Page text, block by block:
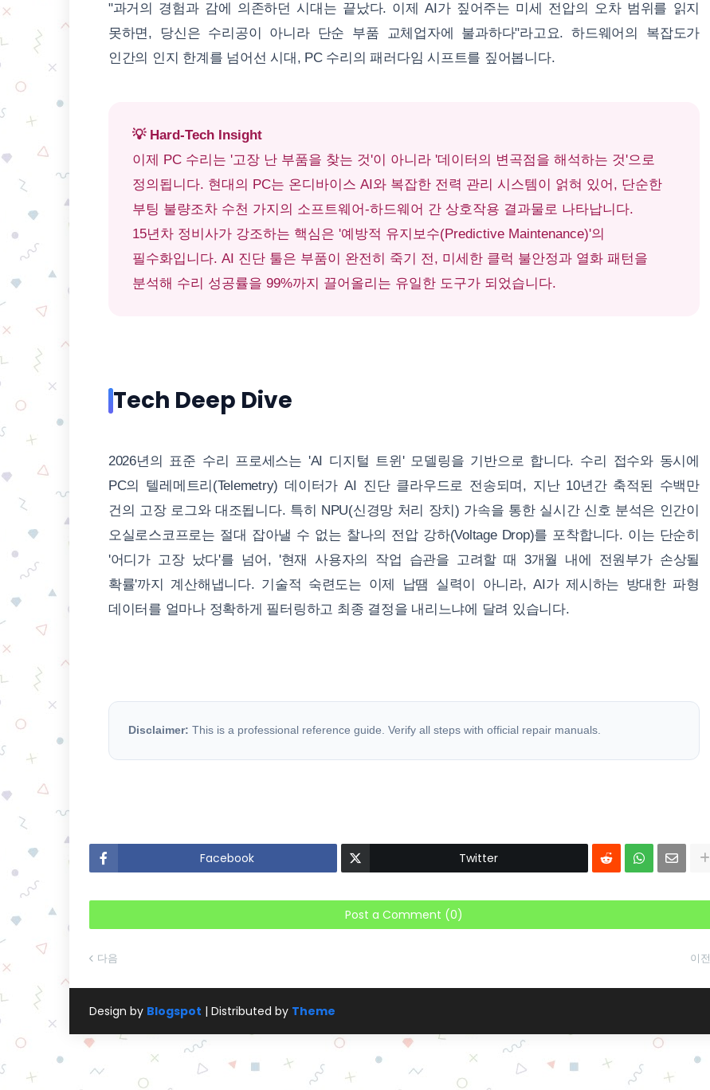
"과거의 경험과 감에 의존하던 시대는 끝났다. 이제 AI가 짚어주는 미세 전압의 오차 범위를 읽지
못하면, 당신은 수리공이 아니라 단순 부품 교체업자에 불과하다"라고요. 하드웨어의 복잡도가
인간의 인지 한계를 넘어선 시대, PC 수리의 패러다임 시프트를 짚어봅니다.
💡 Hard-Tech Insight
이제 PC 수리는 '고장 난 부품을 찾는 것'이 아니라 '데이터의 변곡점을 해석하는 것'으로
정의됩니다. 현대의 PC는 온디바이스 AI와 복잡한 전력 관리 시스템이 얽혀 있어, 단순한
부팅 불량조차 수천 가지의 소프트웨어-하드웨어 간 상호작용 결과물로 나타납니다.
15년차 정비사가 강조하는 핵심은 '예방적 유지보수(Predictive Maintenance)'의
필수화입니다. AI 진단 툴은 부품이 완전히 죽기 전, 미세한 클럭 불안정과 열화 패턴을
분석해 수리 성공률을 99%까지 끌어올리는 유일한 도구가 되었습니다.
Tech Deep Dive
2026년의 표준 수리 프로세스는 'AI 디지털 트윈' 모델링을 기반으로 합니다. 수리 접수와 동시에
PC의 텔레메트리(Telemetry) 데이터가 AI 진단 클라우드로 전송되며, 지난 10년간 축적된 수백만
건의 고장 로그와 대조됩니다. 특히 NPU(신경망 처리 장치) 가속을 통한 실시간 신호 분석은 인간이
오실로스코프로는 절대 잡아낼 수 없는 찰나의 전압 강하(Voltage Drop)를 포착합니다. 이는 단순히
'어디가 고장 났다'를 넘어, '현재 사용자의 작업 습관을 고려할 때 3개월 내에 전원부가 손상될
확률'까지 계산해냅니다. 기술적 숙련도는 이제 납땜 실력이 아니라, AI가 제시하는 방대한 파형
데이터를 얼마나 정확하게 필터링하고 최종 결정을 내리느냐에 달려 있습니다.
Disclaimer: This is a professional reference guide. Verify all steps with official repair manuals.
Facebook Twitter
Post a Comment (0)
다음 이전
Design by Blogspot | Distributed by Theme